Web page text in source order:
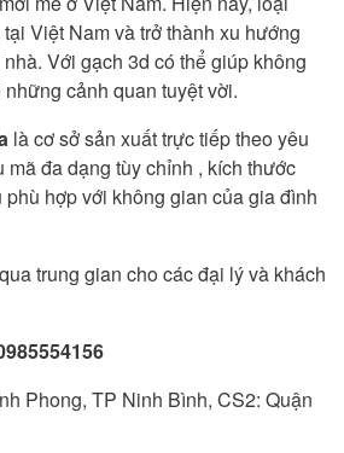
Việt Nam và trở thành xu hướng
Với gạch 3d có thể giúp không
cảnh quan tuyệt vời.
là cơ sở sản xuất trực tiếp theo yêu
mã đa dạng tùy chỉnh , kích thước
hợp với không gian của gia đình
trung gian cho các đại lý và khách
Phong, TP Ninh Bình, CS2: Quận